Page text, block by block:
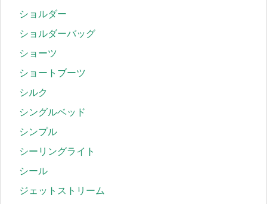
ショルダー
ショルダーバッグ
ショーツ
ショートブーツ
シルク
シングルベッド
シンプル
シーリングライト
シール
ジェットストリーム